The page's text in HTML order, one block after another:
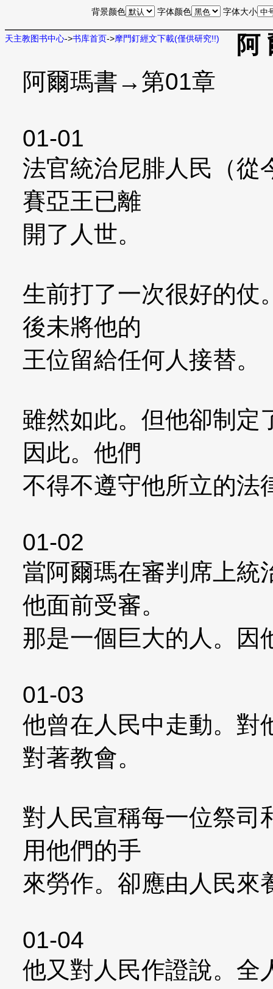
背景颜色 字体颜色 字体大小
天主教图书中心->书库首页->摩門釘經文下載(僅供研究!!)
阿
阿爾瑪書→第01章
01-01
法官統治尼腓人民（從
賽亞王已離
開了人世。
生前打了一次很好的仗
後未將他的
王位留給任何人接替。
雖然如此。但他卻制定
因此。他們
不得不遵守他所立的法
01-02
當阿爾瑪在審判席上統
他面前受審。
那是一個巨大的人。因
01-03
他曾在人民中走動。對
對著教會。
對人民宣稱每一位祭司
用他們的手
來勞作。卻應由人民來
01-04
他又對人民作證說。全